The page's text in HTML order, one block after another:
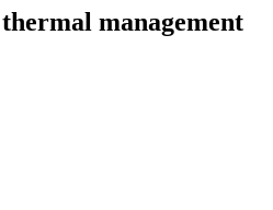
management